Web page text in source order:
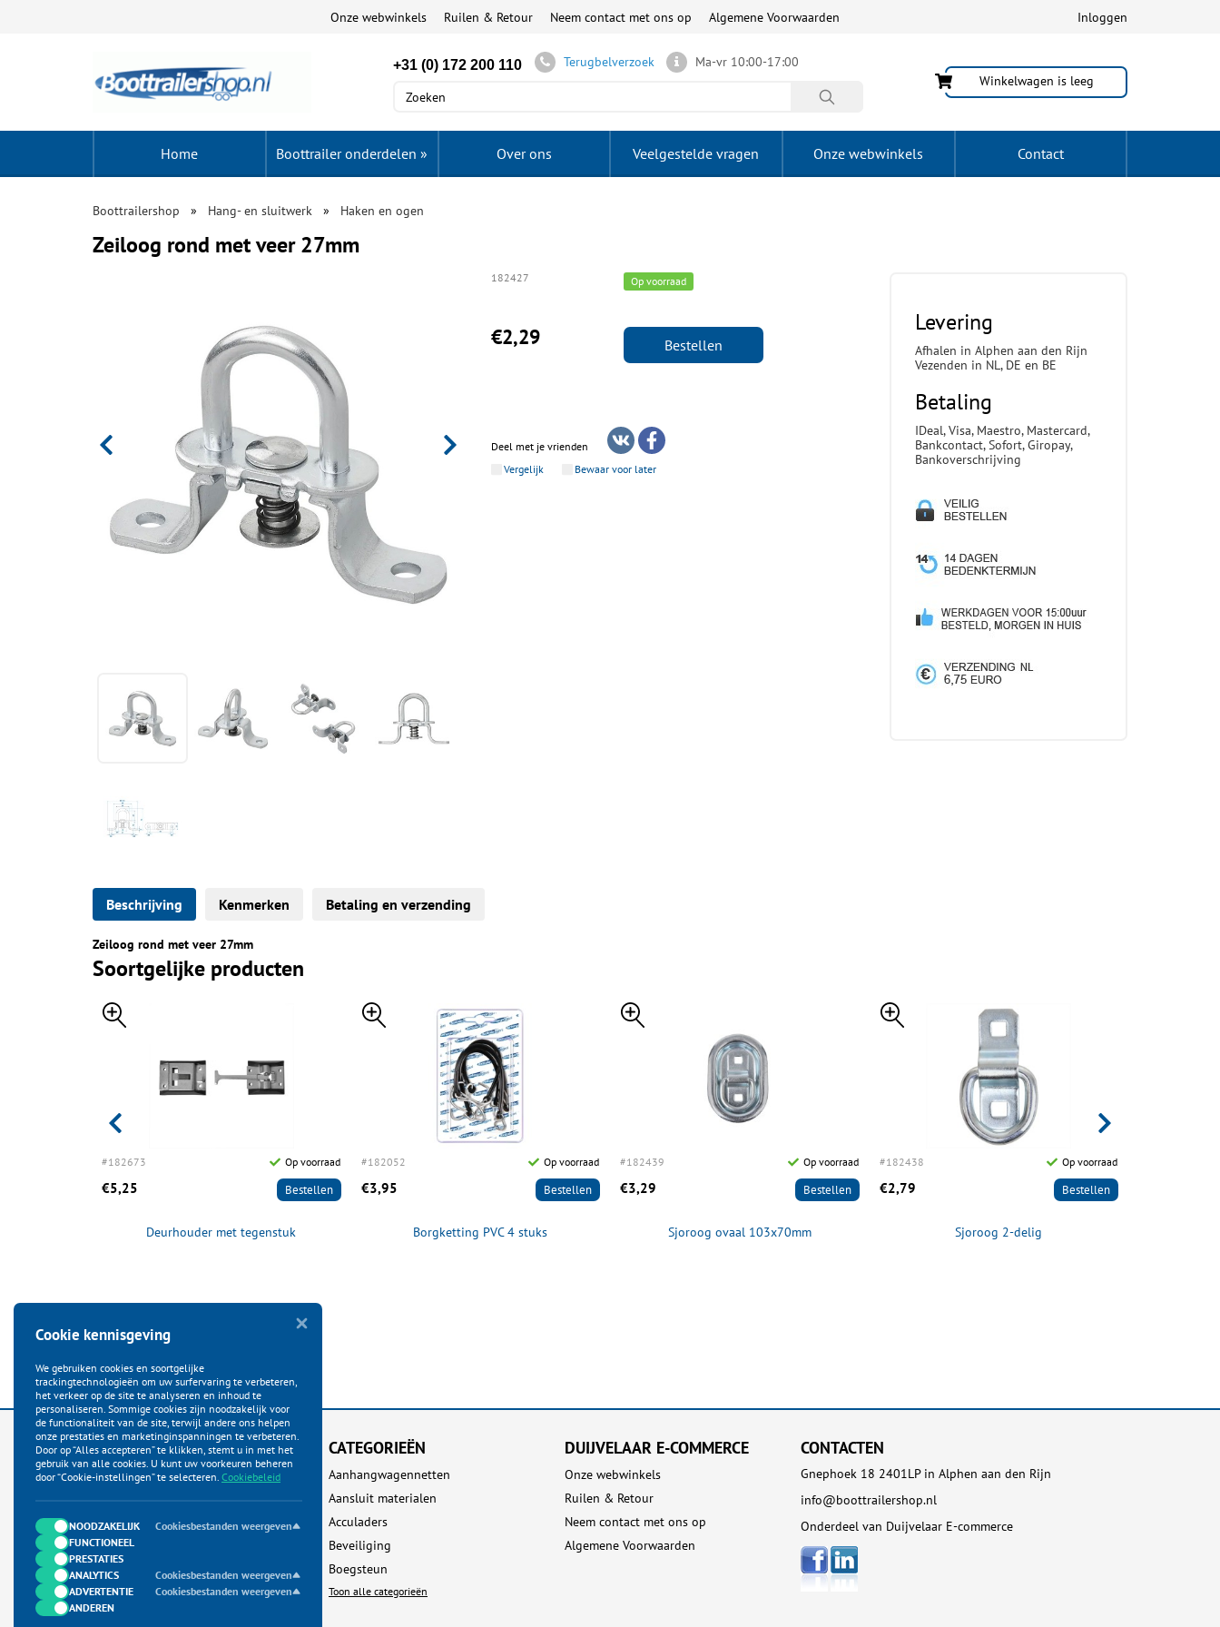
Inloggen
Onze webwinkels Ruilen & Retour Neem contact met ons op Algemene Voorwaarden
+31 (0) 172 200 110 Terugbelverzoek
Ma-vr 10:00-17:00
Winkelwagen is leeg
Home Boottrailer onderdelen » Over ons Veelgestelde vragen Onze webwinkels Contact
Boottrailershop Hang- en sluitwerk Haken en ogen
Zeiloog rond met veer 27mm
182427 Op voorraad
€2,29 Bestellen
Deel met je vrienden
Vergelijk
Bewaar voor later
Levering
Afhalen in Alphen aan den Rijn
Vezenden in NL, DE en BE
Betaling
IDeal, Visa, Maestro, Mastercard,
Bankcontact, Sofort, Giropay,
Bankoverschrijving
Beschrijving Kenmerken Betaling en verzending
Zeiloog rond met veer 27mm
Soortgelijke producten
#182673 Op voorraad
€5,25 Bestellen
Deurhouder met tegenstuk
#182052 Op voorraad
€3,95 Bestellen
Borgketting PVC 4 stuks
#182439 Op voorraad
€3,29 Bestellen
Sjoroog ovaal 103x70mm
#182438 Op voorraad
€2,79 Bestellen
Sjoroog 2-delig
KLANTENSERVICE
Startpagina
Bestellen
Betalen
Verzenden
Ruilen & Retour
Garantie & Klachten
Neem contact met ons op
CATEGORIEËN
Aanhangwagennetten
Aansluit materialen
Acculaders
Beveiliging
Boegsteun
Toon alle categorieën
DUIJVELAAR E-COMMERCE
Onze webwinkels
Ruilen & Retour
Neem contact met ons op
Algemene Voorwaarden
CONTACTEN
Gnephoek 18 2401LP in Alphen aan den Rijn
info@boottrailershop.nl
Onderdeel van Duijvelaar E-commerce
Cookie kennisgeving
We gebruiken cookies en soortgelijke
trackingtechnologieën om uw surfervaring te verbeteren,
het verkeer op de site te analyseren en inhoud te
personaliseren. Sommige cookies zijn noodzakelijk voor
de functionaliteit van de site, terwijl andere ons helpen
onze prestaties en marketinginspanningen te verbeteren.
Door op “Alles accepteren” te klikken, stemt u in met het
gebruik van alle cookies. U kunt uw voorkeuren beheren
door “Cookie-instellingen” te selecteren. Cookiebeleid
NOODZAKELIJK
Cookiesbestanden weergeven
FUNCTIONEEL
PRESTATIES
ANALYTICS
Cookiesbestanden weergeven
ADVERTENTIE
Cookiesbestanden weergeven
ANDEREN